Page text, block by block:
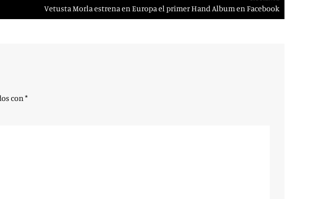
Vetusta Morla estrena en Europa el primer Hand Album en Facebook
con*